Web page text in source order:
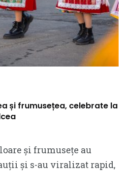
și frumusețea, celebrate la
și frumusețe au
și s-au viralizat rapid,